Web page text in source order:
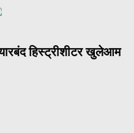
हिस्ट्रीशीटर खुलेआम